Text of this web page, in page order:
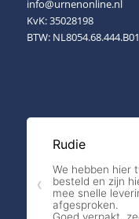
info@urnenonline.nl
KvK: 35028198
BTW: NL8054.68.444.B01